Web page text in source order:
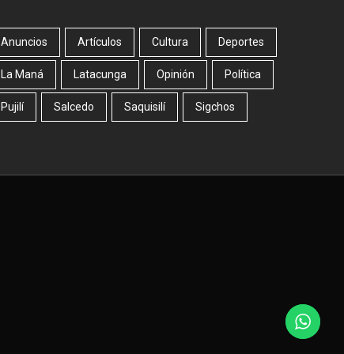
Anuncios Artículos Cultura Deportes
La Maná Latacunga Opinión Política
Pujilí Salcedo Saquisilí Sigchos